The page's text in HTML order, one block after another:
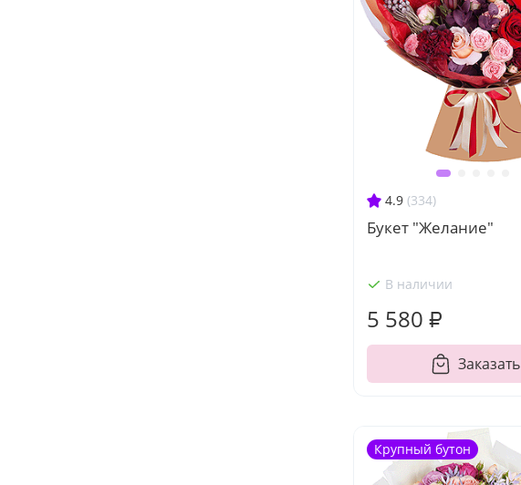
4.9 (334)
Букет "Желание"
В наличии
5 580 ₽
Заказать
Крупный бутон